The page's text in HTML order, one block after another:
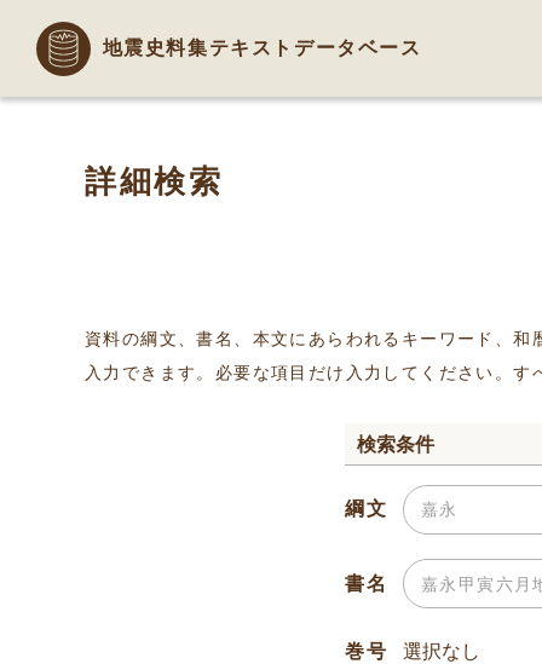
地震史料集テキストデータベース
詳細検索
資料の綱文、書名、本文にあらわれるキーワード、
入力できます。必要な項目だけ入力してください。
検索条件
綱文
書名
巻号